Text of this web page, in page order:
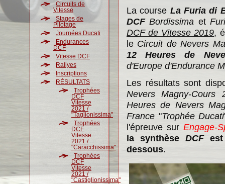
Circuits de
Vitesse
Stages de
Pilotage
Journées Ducati
Endurances
DCF
Vitesse DCF
Rallyes
Inscriptions
RÉSULTATS
Trophées
DCF
Vitesse
2021 /
"Taglionissima"
Trophées
DCF
Vitesse
2021 /
"Caracchissima"
Trophées
DCF
Vitesse
2021 /
"Castiglionissima"
La course La Furia di
DCF Bordissima et
DCF de Vitesse 2019,
le Circuit de Nevers
12 Heures de
d'Europe d'Endurance
Les résultats sont
Nevers Magny-Cours
Heures de Nevers
France "Trophée Ducati
l'épreuve surEngage-
la synthèse DCFest
dessous.